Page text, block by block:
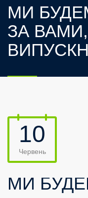
МИ
ЗА
10
Червень
МИ